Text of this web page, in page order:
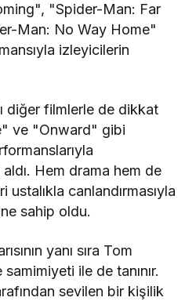
"Spider-Man: Far
Man: No Way Home"
izleyicilerin
diğer filmlerle de dikkat
ve "Onward" gibi
Hem drama hem de
canlandırmasıyla
sahip oldu.
yanı sıra Tom
ile de tanınır.
sevilen bir kişilik